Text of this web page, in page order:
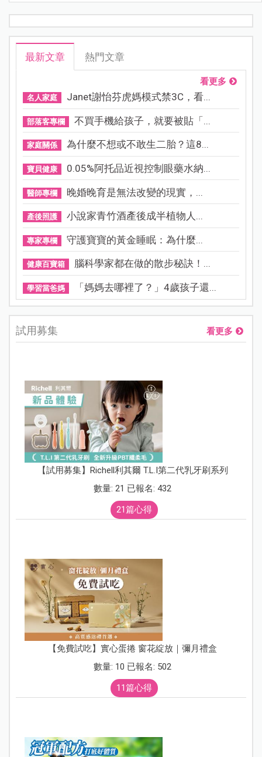
最新文章 熱門文章
看更多
名人家庭 Janet謝怡芬虎媽模式禁3C，看...
部落客專欄 不買手機給孩子，就要被貼「...
家庭關係 為什麼不想或不敢生二胎？這8...
寶貝健康 0.05%阿托品近視控制眼藥水納...
醫師專欄 晚婚晚育是無法改變的現實，...
產後照護 小說家青竹酒產後成半植物人...
專家專欄 守護寶寶的黃金睡眠：為什麼...
健康百寶箱 腦科學家都在做的散步秘訣！...
學習當爸媽 「媽媽去哪裡了？」4歲孩子還...
試用募集 看更多
【試用募集】Richell利其爾 T.L.I第二代乳牙刷系列
數量: 21 已報名: 432
21篇心得
【免費試吃】實心蛋捲 窗花綻放｜彌月禮盒
數量: 10 已報名: 502
11篇心得